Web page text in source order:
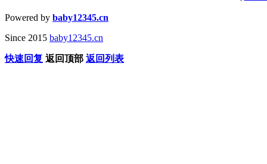
Powered by baby12345.cn
Since 2015 baby12345.cn
快速回复 返回顶部 返回列表